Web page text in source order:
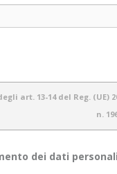
13-14 del Reg. (UE)
n.
dei dati